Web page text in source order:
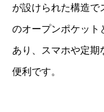
が設けられた構造で
のオープンポケット
あり、スマホや定期
便利です。